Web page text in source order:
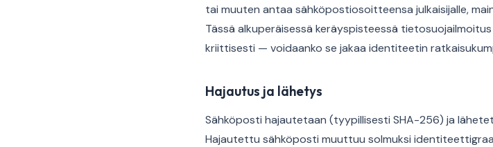
tai muuten antaa sähköpostiosoitteensa julkaisijalle,
Tässä alkuperäisessä keräyspisteessä
kriittisesti — voidaanko se jakaa identiteetin
Hajautus ja lähetys
Sähköposti hajautetaan (tyypillisesti SHA-256) ja
Hajautettu sähköposti muuttuu solmuksi